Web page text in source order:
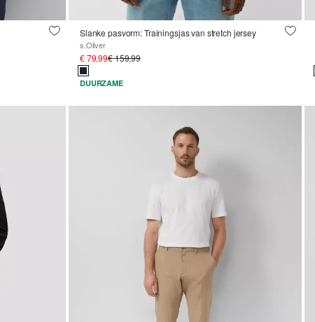
Slanke pasvorm: Trainingsjas van stretch jersey
s.Oliver
€ 79,99€ 159,99
DUURZAME